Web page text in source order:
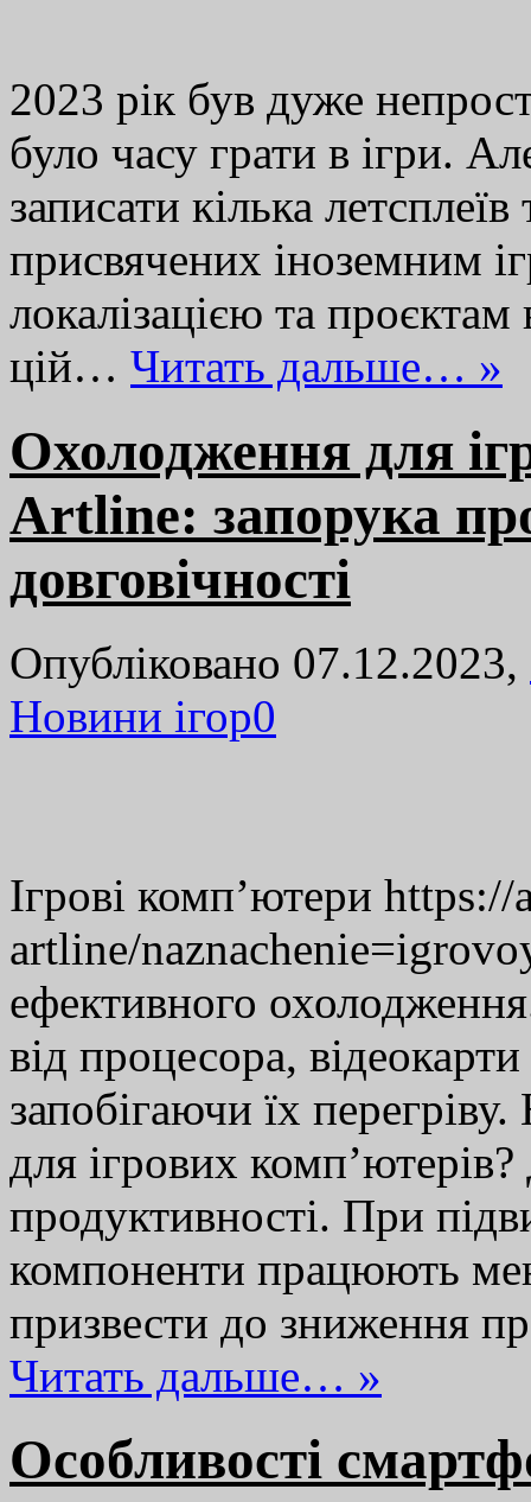
2023 рік був дуже
було часу грати в ігри.
записати кілька
присвячених іноземним
локалізацією та
цій… Читать дальше… »
Охолодження для
Artline: запорука
довговічності
Опубліковано 07.12.2023,
Новини ігор0
Ігрові комп’ютери
artline/
ефективного
від процесора,
запобігаючи їх
для ігрових
продуктивності. При
компоненти працюють
призвести до зниження
Читать дальше… »
Особливості